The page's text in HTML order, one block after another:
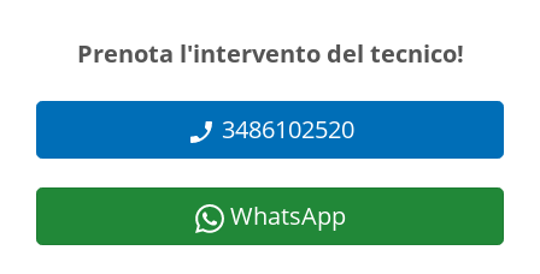
Prenota l'intervento del tecnico!
3486102520
WhatsApp